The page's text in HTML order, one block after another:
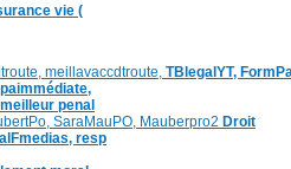
vie (
meillavaccdtroute, TBlegalYT,
meilleur penal
SaraMauPO, Mauberpro2 Droit
resp